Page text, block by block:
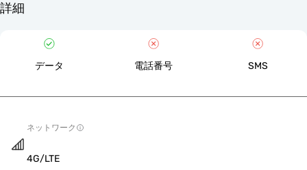
詳細
データ 電話番号 SMS
ネットワーク
4G/LTE